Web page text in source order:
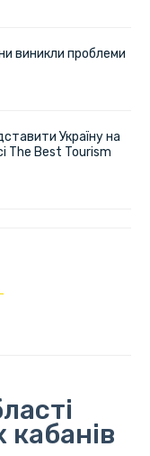
виникли проблеми
Україну на
The Best Tourism